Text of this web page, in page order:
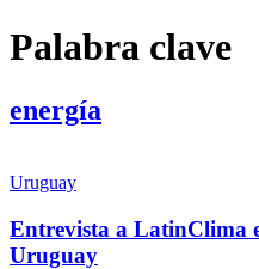
Palabra clave
energía
Uruguay
Entrevista a LatinClima
Uruguay